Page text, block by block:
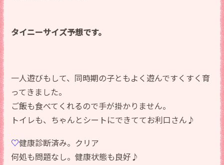
タイニーサイズ予想です。
一人遊びもして、同時期の子ともよく遊んですくすく育
ってきました。
ご飯も食べてくれるので手が掛かりません。
トイレも、ちゃんとシートにできててお利口さん♪
♡健康診断済み。クリア
何処も問題なし。健康状態も良好♪